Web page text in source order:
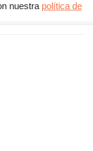
nuestra política de